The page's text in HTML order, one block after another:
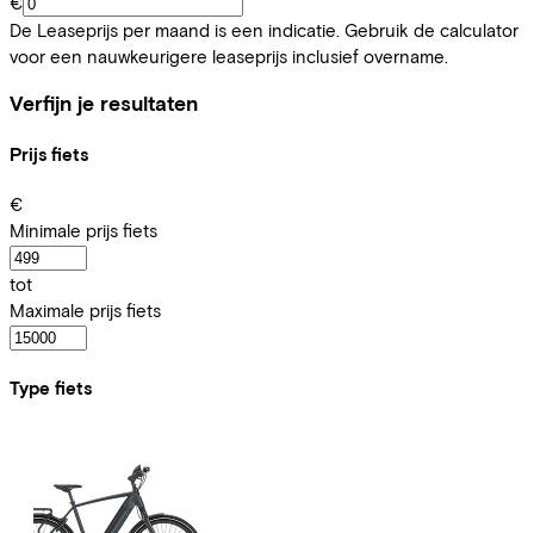
De Leaseprijs per maand is een indicatie. Gebruik de calculator
voor een nauwkeurigere leaseprijs inclusief overname.
Verfijn je resultaten
Prijs fiets
€
Minimale prijs fiets
tot
Maximale prijs fiets
Type fiets